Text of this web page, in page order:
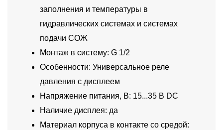
заполнения и температуры в
гидравлических системах и системах
подачи СОЖ
Монтаж в систему: G 1/2
Особенности: Универсальное реле
давления с дисплеем
Напряжение питания, В: 15...35 В DC
Наличие дисплея: да
Материал корпуса в контакте со средой: